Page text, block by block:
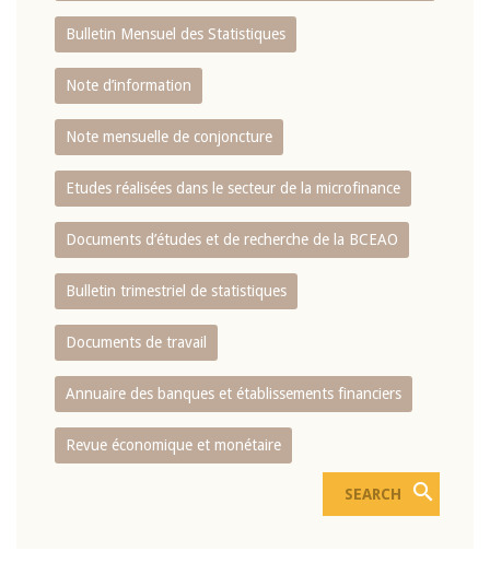
Bulletin Mensuel des Statistiques
Note d’information
Note mensuelle de conjoncture
Etudes réalisées dans le secteur de la microfinance
Documents d’études et de recherche de la BCEAO
Bulletin trimestriel de statistiques
Documents de travail
Annuaire des banques et établissements financiers
Revue économique et monétaire